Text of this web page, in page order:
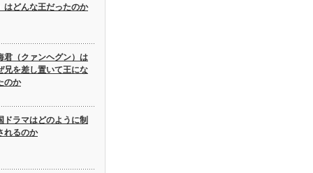
はどんな王だったのか
君（クァンヘグン）は
兄を差し置いて王にな
のか
ドラマはどのように制
れるのか